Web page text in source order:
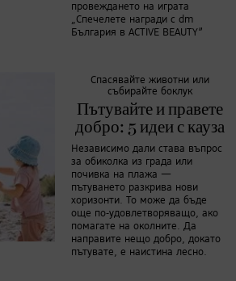
провеждането на играта
„Спечелете награди с dm
България в ACTIVE BEAUTY”
Спасявайте животни или
събирайте боклук
Пътувайте и правете
добро: 5 идеи с кауза
Независимо дали става въпрос
за обиколка из града или
почивка на плажа —
пътуването разкрива нови
хоризонти. То може да бъде
още по-удовлетворяващо, ако
помагате на околните. Да
направите нещо добро, докато
пътувате, е наистина лесно.